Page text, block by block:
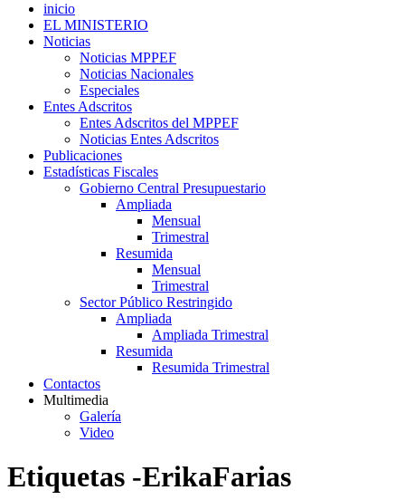
inicio
EL MINISTERIO
Noticias
Noticias MPPEF
Noticias Nacionales
Especiales
Entes Adscritos
Entes Adscritos del MPPEF
Noticias Entes Adscritos
Publicaciones
Estadísticas Fiscales
Gobierno Central Presupuestario
Ampliada
Mensual
Trimestral
Resumida
Mensual
Trimestral
Sector Público Restringido
Ampliada
Ampliada Trimestral
Resumida
Resumida Trimestral
Contactos
Multimedia
Galería
Video
Etiquetas -ErikaFarias